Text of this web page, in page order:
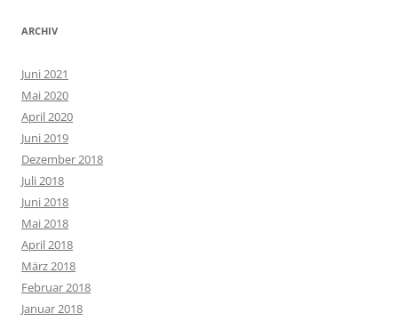
ARCHIV
Juni 2021
Mai 2020
April 2020
Juni 2019
Dezember 2018
Juli 2018
Juni 2018
Mai 2018
April 2018
März 2018
Februar 2018
Januar 2018